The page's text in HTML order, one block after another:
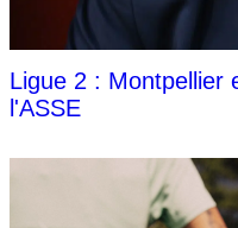
Ligue 2 : Montpellier
l'ASSE